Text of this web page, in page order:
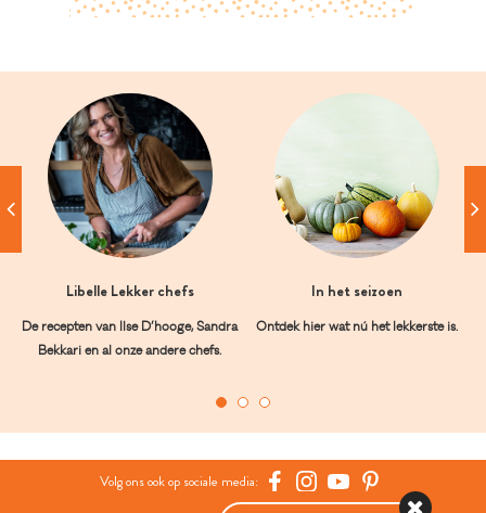
Libelle Lekker chefs
De recepten van Ilse D’hooge, Sandra
Bekkari en al onze andere chefs.
In het seizoen
Ontdek hier wat nú het lekkerste is.
Volg ons ook op sociale media: